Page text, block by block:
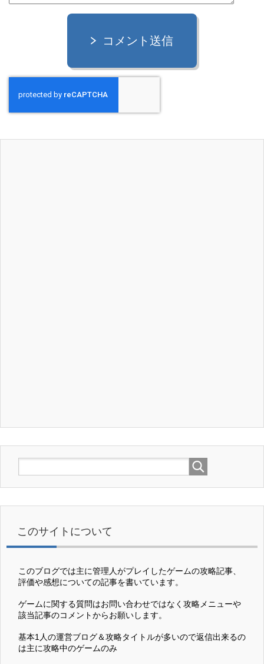
コメント送信
このサイトについて
このブログでは主に管理人がプレイしたゲームの攻略記事、
評価や感想についての記事を書いています。
ゲームに関する質問はお問い合わせではなく攻略メニューや
該当記事のコメントからお願いします。
基本1人の運営ブログ＆攻略タイトルが多いので返信出来るの
は主に攻略中のゲームのみ